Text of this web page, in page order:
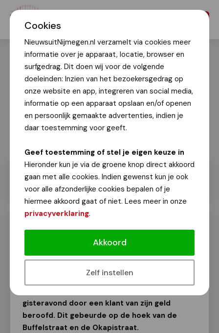
Cookies
NieuwsuitNijmegen.nl verzamelt via cookies meer
informatie over je apparaat, locatie, browser en
surfgedrag. Dit doen wij voor de volgende
doeleinden: Inzien van het bezoekersgedrag op
onze website en app, integreren van social media,
informatie op een apparaat opslaan en/of openen
en persoonlijk gemaakte advertenties, indien je
daar toestemming voor geeft.
Geef toestemming of stel je eigen keuze in
Hieronder kun je via de groene knop direct akkoord
gaan met alle cookies. Indien gewenst kun je ook
voor alle afzonderlijke cookies bepalen of je
hiermee akkoord gaat of niet. Lees meer in onze
privacyverklaring.
Akkoord
Zelf instellen
Politie zoekt getuigen van beroving
Van onze redactie
gisteravond door een klant van zijn geld
beroofd. Dit gebeurde op de hoek van de
Buffelstraat en de Okapistraat.